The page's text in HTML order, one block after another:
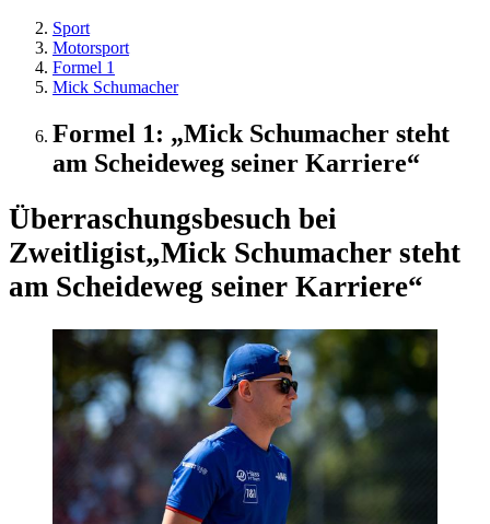
Sport
Motorsport
Formel 1
Mick Schumacher
Formel 1: „Mick Schumacher steht
am Scheideweg seiner Karriere“
Überraschungsbesuch bei
Zweitligist„Mick Schumacher steht
am Scheideweg seiner Karriere“